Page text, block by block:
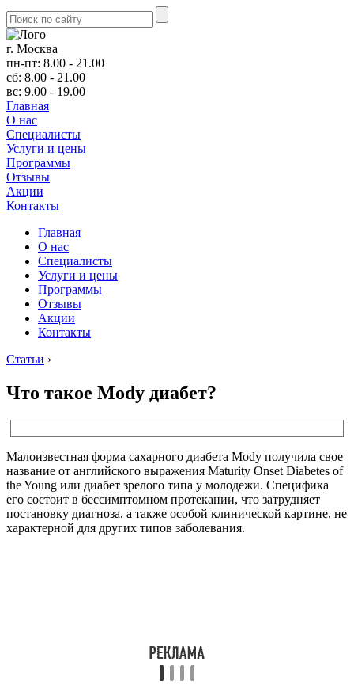
г. Москва
пн-пт: 8.00 - 21.00
сб: 8.00 - 21.00
вс: 9.00 - 19.00
Главная
О нас
Cпециалисты
Услуги и цены
Программы
Отзывы
Акции
Контакты
Главная
О нас
Cпециалисты
Услуги и цены
Программы
Отзывы
Акции
Контакты
Статьи ›
Что такое Mody диабет?
Малоизвестная форма сахарного диабета Mody получила свое
название от английского выражения Maturity Onset Diabetes of
the Young или диабет зрелого типа у молодежи. Специфика
его состоит в бессимптомном протекании, что затрудняет
постановку диагноза, а также особой клинической картине, не
характерной для других типов заболевания.